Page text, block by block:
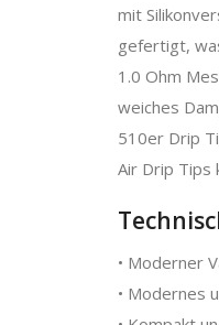
mit
gefertigt,
1.0 Ohm
weiches
510er Drip
Air Drip Tips
• Moderner
• Modernes